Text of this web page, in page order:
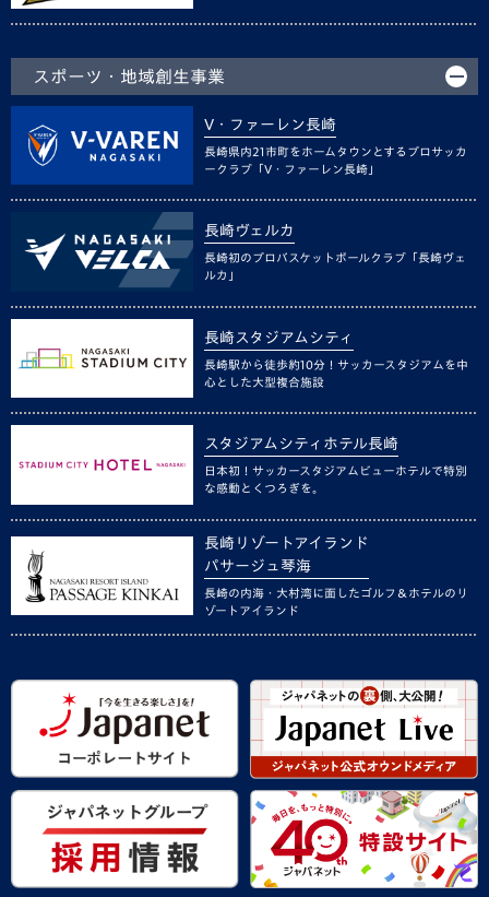
スポーツ・地域創生事業
V・ファーレン長崎
長崎県内21市町をホームタウンとするプロサッカ
ークラブ「V・ファーレン長崎」
長崎ヴェルカ
長崎初のプロバスケットボールクラブ「長崎ヴェ
ルカ」
長崎スタジアムシティ
長崎駅から徒歩約10分！サッカースタジアムを中
心とした大型複合施設
スタジアムシティホテル長崎
日本初！サッカースタジアムビューホテルで特別
な感動とくつろぎを。
長崎リゾートアイランド
パサージュ琴海
長崎の内海・大村湾に面したゴルフ＆ホテルのリ
ゾートアイランド